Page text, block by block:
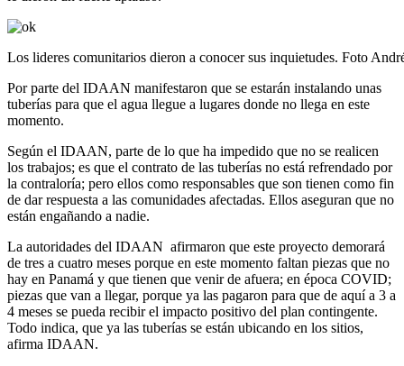
Los lideres comunitarios dieron a conocer sus inquietudes. Foto
Por parte del IDAAN manifestaron que se estarán instalando unas
tuberías para que el agua llegue a lugares donde no llega en este
momento.
Según el IDAAN, parte de lo que ha impedido que no se realicen
los trabajos; es que el contrato de las tuberías no está refrendado por
la contraloría; pero ellos como responsables que son tienen como fin
de dar respuesta a las comunidades afectadas. Ellos aseguran que no
están engañando a nadie.
La autoridades del IDAAN afirmaron que este proyecto demorará
de tres a cuatro meses porque en este momento faltan piezas que no
hay en Panamá y que tienen que venir de afuera; en época COVID;
piezas que van a llegar, porque ya las pagaron para que de aquí a 3 a
4 meses se pueda recibir el impacto positivo del plan contingente.
Todo indica, que ya las tuberías se están ubicando en los sitios,
afirma IDAAN.